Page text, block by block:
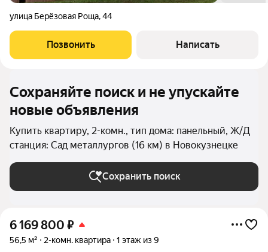
улица Берёзовая Роща,44
Позвонить Написать
Сохраняйте поиск и не упускайте
новые объявления
Купить квартиру, 2-комн., тип дома: панельный, Ж/Д
станция: Сад металлургов (16 км) в Новокузнецке
Сохранить поиск
6 169 800 ₽
56,5 м² 2-комн. квартира 1 этаж из 9